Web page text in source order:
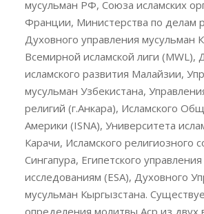
мусульман РФ, Союза исламских
Франции, Министерства по делам
Духовного управления мусульман
Всемирной исламской лиги (MWL),
исламского развития Малайзии,
мусульман Узбекистана,
религий (г.Анкара), Исламского
Америки (ISNA), Университета
Карачи, Исламского религиозного
Сингапура, Египетского
исследованиям (ESA), Духовного
мусульман Кыргызстана.